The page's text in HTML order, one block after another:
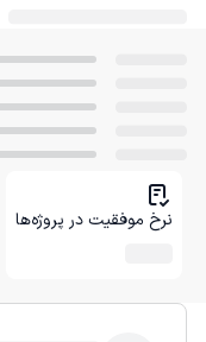
نرخ موفقیت در پروژه‌ها